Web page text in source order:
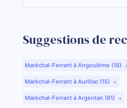
Suggestions de
Maréchal-Ferrant à Angoulême (16)
Maréchal-Ferrant à Aurillac (15)
Maréchal-Ferrant à Argentan (61)